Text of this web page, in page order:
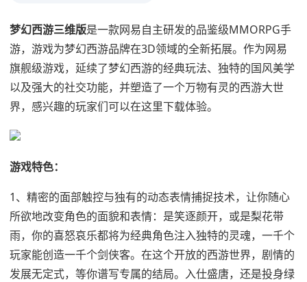
梦幻西游三维版是一款网易自主研发的品鉴级MMORPG手
游，游戏为梦幻西游品牌在3D领域的全新拓展。作为网易
旗舰级游戏，延续了梦幻西游的经典玩法、独特的国风美学
以及强大的社交功能，并塑造了一个万物有灵的西游大世
界，感兴趣的玩家们可以在这里下载体验。
游戏特色：
1、精密的面部触控与独有的动态表情捕捉技术，让你随心
所欲地改变角色的面貌和表情：是笑逐颜开，或是梨花带
雨，你的喜怒哀乐都将为经典角色注入独特的灵魂，一千个
玩家能创造一千个剑侠客。在这个开放的西游世界，剧情的
发展无定式，等你谱写专属的结局。入仕盛唐，还是投身绿